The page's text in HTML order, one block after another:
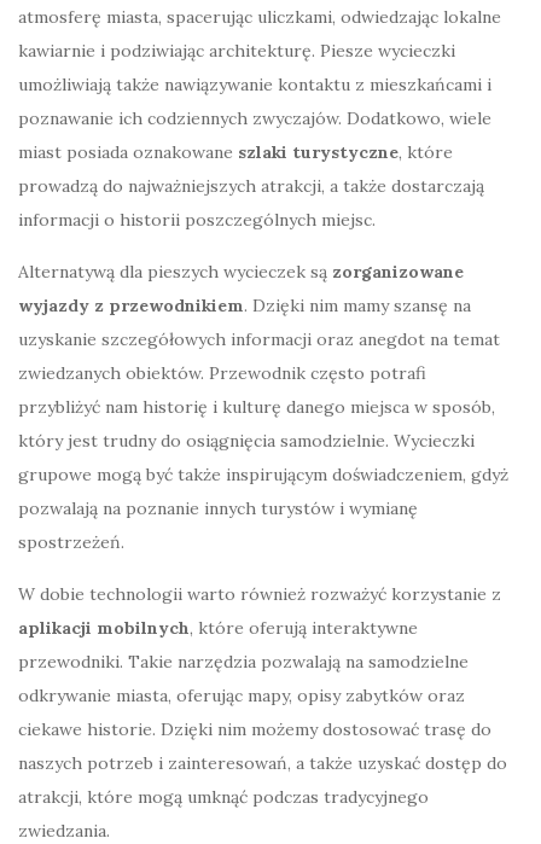
atmosferę miasta, spacerując uliczkami, odwiedzając lokalne
kawiarnie i podziwiając architekturę. Piesze wycieczki
umożliwiają także nawiązywanie kontaktu z mieszkańcami i
poznawanie ich codziennych zwyczajów. Dodatkowo, wiele
miast posiada oznakowane szlaki turystyczne, które
prowadzą do najważniejszych atrakcji, a także dostarczają
informacji o historii poszczególnych miejsc.
Alternatywą dla pieszych wycieczek są zorganizowane
wyjazdy z przewodnikiem. Dzięki nim mamy szansę na
uzyskanie szczegółowych informacji oraz anegdot na temat
zwiedzanych obiektów. Przewodnik często potrafi
przybliżyć nam historię i kulturę danego miejsca w sposób,
który jest trudny do osiągnięcia samodzielnie. Wycieczki
grupowe mogą być także inspirującym doświadczeniem, gdyż
pozwalają na poznanie innych turystów i wymianę
spostrzeżeń.
W dobie technologii warto również rozważyć korzystanie z
aplikacji mobilnych, które oferują interaktywne
przewodniki. Takie narzędzia pozwalają na samodzielne
odkrywanie miasta, oferując mapy, opisy zabytków oraz
ciekawe historie. Dzięki nim możemy dostosować trasę do
naszych potrzeb i zainteresowań, a także uzyskać dostęp do
atrakcji, które mogą umknąć podczas tradycyjnego
zwiedzania.